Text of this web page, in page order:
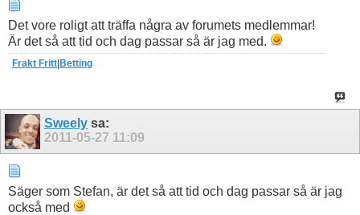
Det vore roligt att träffa några av forumets medlemmar!
Är det så att tid och dag passar så är jag med.
Frakt Fritt|Betting
Sweely sa:
2011-05-27 11:09
Säger som Stefan, är det så att tid och dag passar så är jag
också med